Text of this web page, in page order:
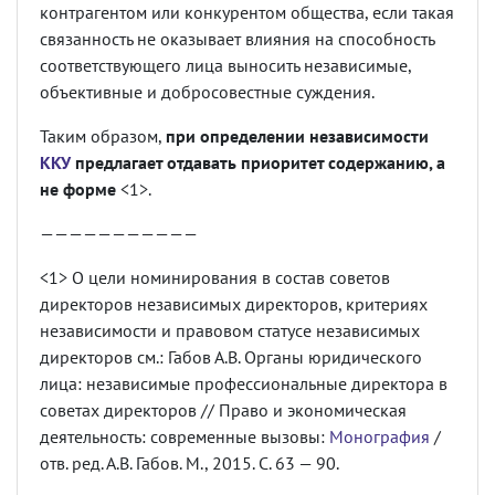
контрагентом или конкурентом общества, если такая
связанность не оказывает влияния на способность
соответствующего лица выносить независимые,
объективные и добросовестные суждения.
Таким образом, при определении независимости
ККУпредлагает отдавать приоритет содержанию, а
не форме <1>.
———————————
<1> О цели номинирования в состав советов
директоров независимых директоров, критериях
независимости и правовом статусе независимых
директоров см.: Габов А.В. Органы юридического
лица: независимые профессиональные директора в
советах директоров // Право и экономическая
деятельность: современные вызовы: Монография /
отв. ред. А.В. Габов. М., 2015. С. 63 — 90.